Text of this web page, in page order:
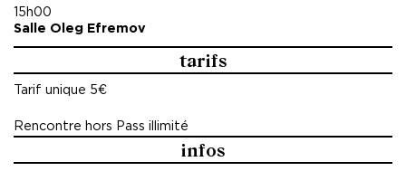
Production RAI – Rwanda Arts Initiative ; La Charge du
Diffusion La Charge du Rhinocéros
Avec le soutien de Wallonie Bruxelles Internationale
Le texteHewa Rwandaest publié aux éditions JC Lattès
15h00
Salle Oleg Efremov
tarifs
Tarif unique 5€
Rencontre hors Pass illimité
infos